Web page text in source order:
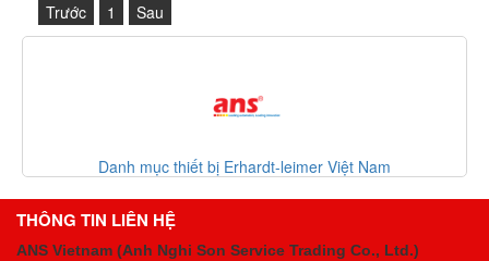
Trước
1 Sau
Danh mục thiết bị Erhardt-leimer Việt Nam
THÔNG TIN LIÊN HỆ
ANS Vietnam (Anh Nghi Son Service Trading Co., Ltd.)